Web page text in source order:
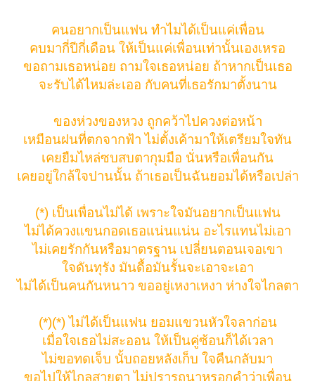
คนอยากเป็นแฟน ทำไมได้เป็นแค่เพื่อน
คบมากี่ปีกี่เดือน ให้เป็นแค่เพื่อนเท่านั้นเองเหรอ
ขอถามเธอหน่อย ถามใจเธอหน่อย ถ้าหากเป็นเธอ
จะรับได้ไหมล่ะเออ กับคนที่เธอรักมาตั้งนาน
ของห่วงของหวง ถูกคว้าไปควงต่อหน้า
เหมือนฝนที่ตกจากฟ้า ไม่ตั้งเค้ามาให้เตรียมใจทัน
เคยยืมไหล่ซบสบตากุมมือ นั่นหรือเพื่อนกัน
เคยอยู่ใกล้ใจปานนั้น ถ้าเธอเป็นฉันยอมได้หรือเปล่า
(*) เป็นเพื่อนไม่ได้ เพราะใจมันอยากเป็นแฟน
ไม่ได้ควงแขนกอดเธอแน่นแน่น อะไรแทนไม่เอา
ไม่เคยรักกันหรือมาตรฐาน เปลี่ยนตอนเจอเขา
ใจดันทุรัง มันดื้อมันรั้นจะเอาจะเอา
ไม่ได้เป็นคนกันหนาว ขออยู่เหงาเหงา ห่างใจไกลตา
(*)(*) ไม่ได้เป็นแฟน ยอมแขวนหัวใจลาก่อน
เมื่อใจเธอไม่สะออน ให้เป็นคู่ซ้อนก็ได้เวลา
ไม่ขอทดเจ็บ นั้บถอยหลังเก็บ ใจคืนกลับมา
ขอไปให้ไกลสายตา ไม่ปรารถนาหรอกคำว่าเพื่อน